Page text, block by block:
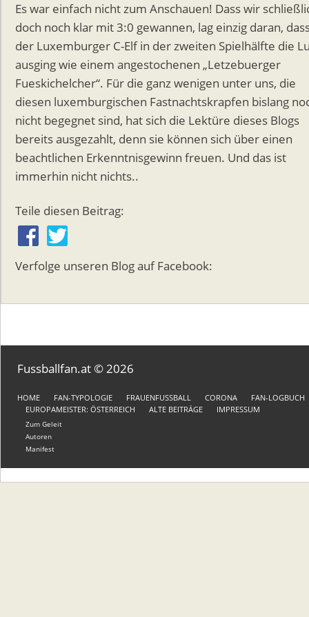
Es war einfach nicht zum Anschauen! Dass wir
doch noch klar mit 3:0 gewannen, lag einzig daran,
der Luxemburger C-Elf in der zweiten Spielhälfte die
ausging wie einem angestochenen „Letzebuerger
Fueskichelcher“. Für die ganz wenigen unter uns, die
diesen luxemburgischen Fastnachtskrapfen bislang
nicht begegnet sind, hat sich die Lektüre dieses Blogs
bereits ausgezahlt, denn sie können sich über einen
beachtlichen Erkenntnisgewinn freuen. Und das ist
immerhin nicht nichts..
Teile diesen Beitrag:
Verfolge unseren Blog auf Facebook:
Fussballfan.at © 2026
HOME FAN-TYPOLOGIE FRAUENFUSSBALL CORONA
FAN-LOGBUCH
EUROPAMEISTER: ÖSTERREICH
Zum Geleit
Autoren
Manifest
ALTE BEITRÄGE IMPRESSUM